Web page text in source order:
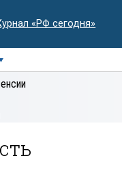
«РФ сегодня»
Деловая